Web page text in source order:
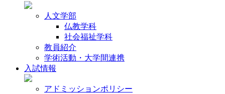
人文学部
仏教学科
社会福祉学科
教員紹介
学術活動・大学間連携
入試情報
アドミッションポリシー